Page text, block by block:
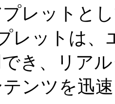
プレットと
レットは
き、リア
ンツを迅